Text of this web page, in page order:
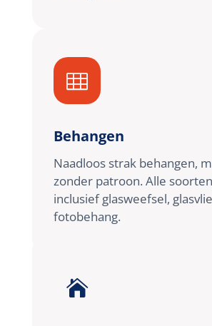

Behangen
Naadloos strak behangen,
zonder patroon. Alle
inclusief glasweefsel,
fotobehang.
